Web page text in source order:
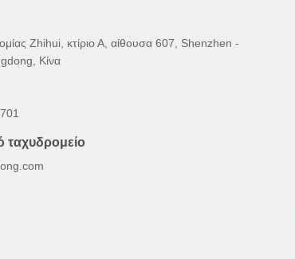
Zhihui, κτίριο Α, αίθουσα 607, Shenzhen -
Κίνα
ταχυδρομείο